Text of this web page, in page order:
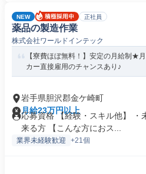
NEW 正社員
薬品の製造作業
株式会社ワールドインテック
【寮費ほぼ無料！】安定の月給制★
カー直接雇用のチャンスあり♪
岩手県胆沢郡金ケ崎町
月給23万円以上
応募資格 【経験・スキル他】 ・
来る方 【こんな方におス...
業界未経験歓迎 +21個